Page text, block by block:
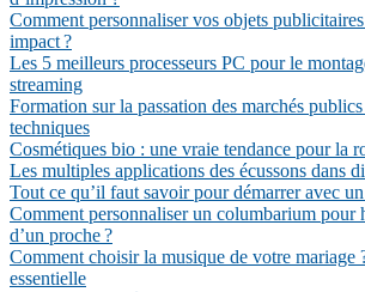
Comment personnaliser vos objets
impact ?
Les 5 meilleurs processeurs PC pour le
streaming
Formation sur la passation des marchés
techniques
Cosmétiques bio : une vraie tendance pour la
Les multiples applications des écussons dans
Tout ce qu’il faut savoir pour démarrer avec
Comment personnaliser un columbarium pour
d’un proche ?
Comment choisir la musique de votre mariage
essentielle